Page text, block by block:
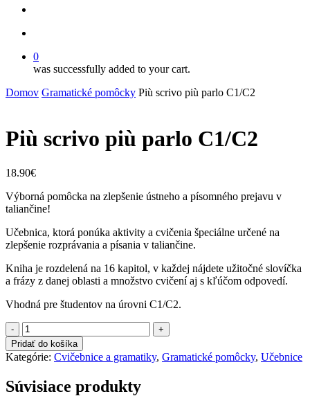
0
was successfully added to your cart.
Domov Gramatické pomôcky Più scrivo più parlo C1/C2
Più scrivo più parlo C1/C2
18.90€
Výborná pomôcka na zlepšenie ústneho a písomného prejavu v
taliančine!
Učebnica, ktorá ponúka aktivity a cvičenia špeciálne určené na
zlepšenie rozprávania a písania v taliančine.
Kniha je rozdelená na 16 kapitol, v každej nájdete užitočné slovíčka
a frázy z danej oblasti a množstvo cvičení aj s kľúčom odpovedí.
Vhodná pre študentov na úrovni C1/C2.
množstvo
Più
scrivo
più
C1/C2
Pridať do košíka
Kategórie: Cvičebnice a gramatiky, Gramatické pomôcky, Učebnice
Súvisiace produkty